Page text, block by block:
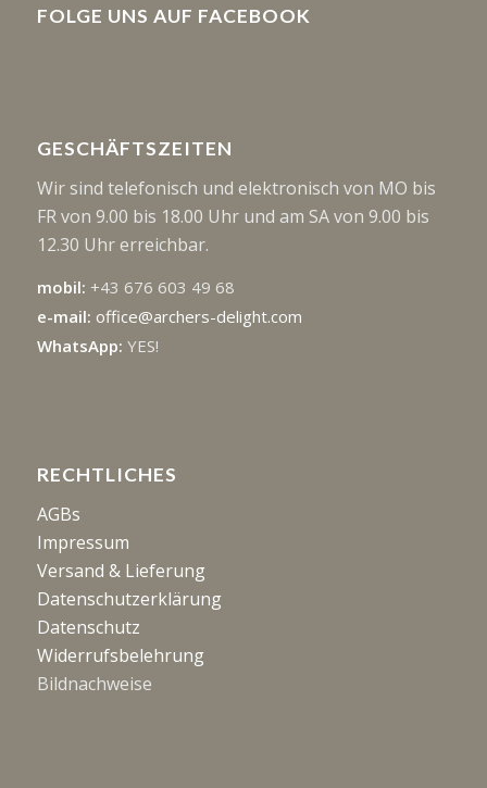
FOLGE UNS AUF FACEBOOK
GESCHÄFTSZEITEN
Wir sind telefonisch und elektronisch von MO bis
FR von 9.00 bis 18.00 Uhr und am SA von 9.00 bis
12.30 Uhr erreichbar.
mobil: +43 676 603 49 68
e-mail: office@archers-delight.com
WhatsApp: YES!
RECHTLICHES
AGBs
Impressum
Versand & Lieferung
Datenschutzerklärung
Datenschutz
Widerrufsbelehrung
Bildnachweise